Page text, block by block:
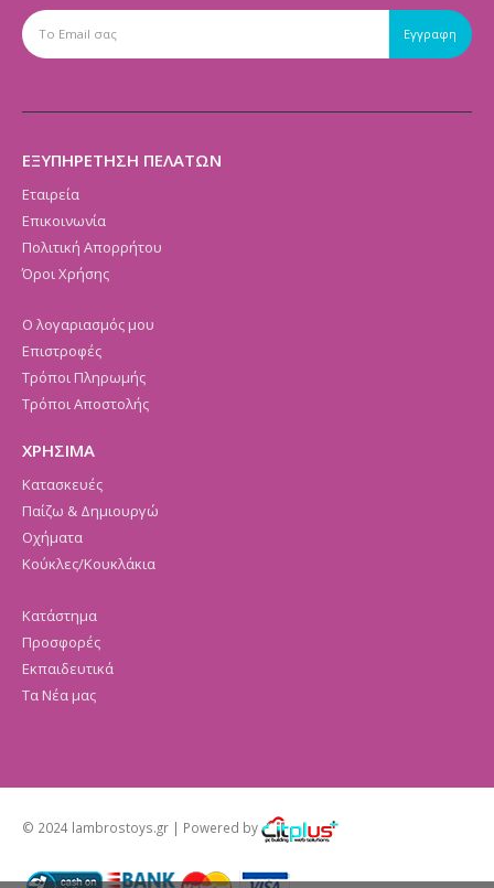
ΕΞΥΠΗΡΕΤΗΣΗ ΠΕΛΑΤΩΝ
Εταιρεία
Επικοινωνία
Πολιτική Απορρήτου
Όροι Χρήσης
Ο λογαριασμός μου
Επιστροφές
Τρόποι Πληρωμής
Τρόποι Αποστολής
ΧΡΗΣΙΜΑ
Κατασκευές
Παίζω & Δημιουργώ
Οχήματα
Κούκλες/Κουκλάκια
Κατάστημα
Προσφορές
Εκπαιδευτικά
Τα Νέα μας
© 2024 lambrostoys.gr | Powered by